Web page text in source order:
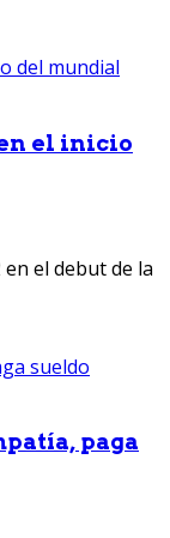
el inicio
el debut de la
paga